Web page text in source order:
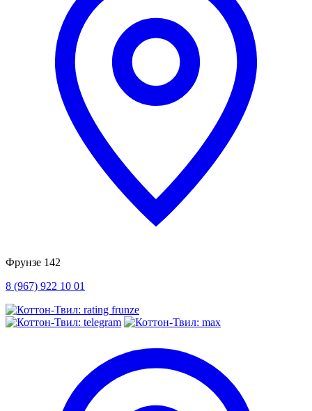
Фрунзе 142
8 (967) 922 10 01